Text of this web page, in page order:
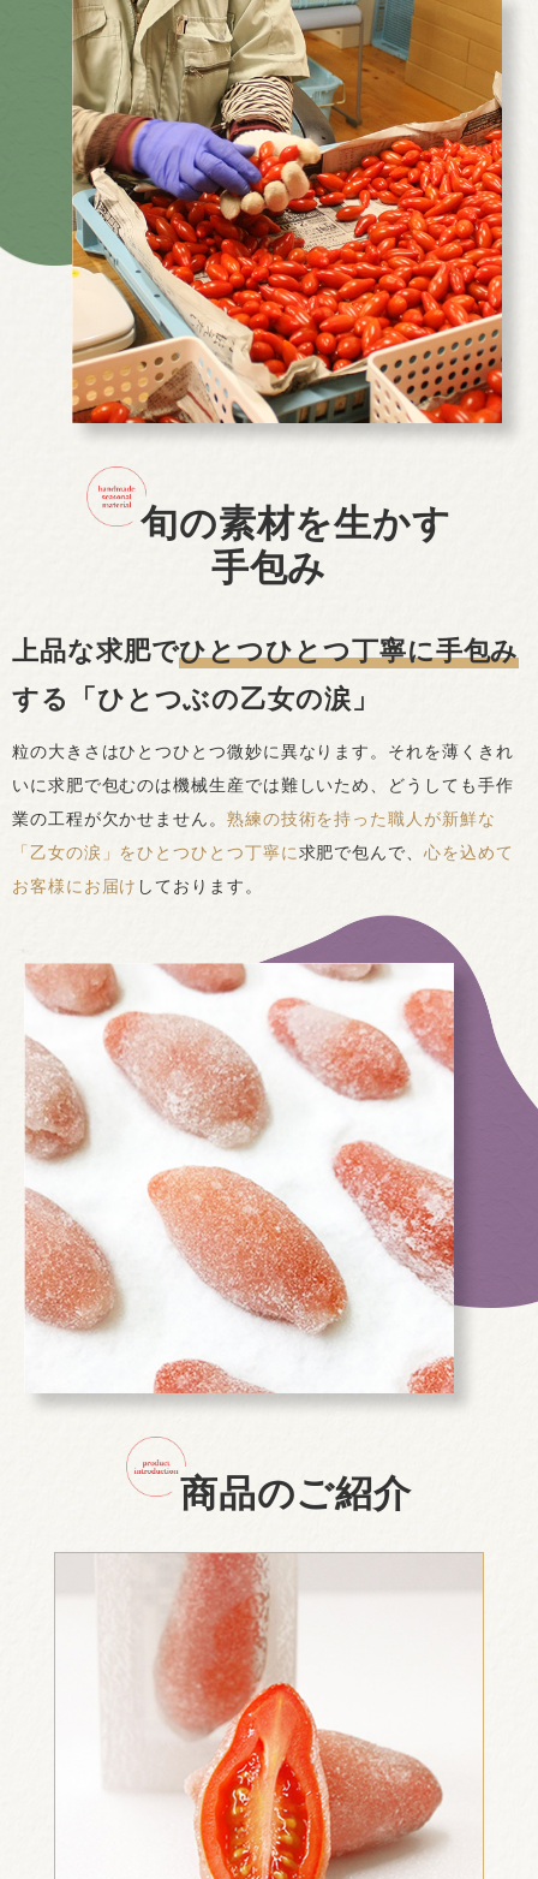
旬の素材を生かす
手包み
上品な求肥でひとつひとつ丁寧に手包み
する「ひとつぶの乙女の涙」
粒の大きさはひとつひとつ微妙に異なります。それを薄くきれ
いに求肥で包むのは機械生産では難しいため、どうしても手作
業の工程が欠かせません。 熟練の技術を持った職人が新鮮な
「乙女の涙」をひとつひとつ丁寧に求肥で包んで、 心を込めて
お客様にお届け しております。
商品のご紹介